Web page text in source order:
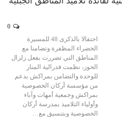
احتفالا بالذكرى 48 للمسيرة
الخضراء المظفرة وتضامنا مع
المناطق التي تضررت بفعل زلزال
الحوز، نظمت فدرالية المنار
للوحدة والتضامن بمراكش بدعم
من مؤسسة أركان الخصوصية
بمراكش وجمعية أمهات وآباء
وأولياء التلاميذ بمدرسة أركان
الخصوصية وبتنسيق مع…